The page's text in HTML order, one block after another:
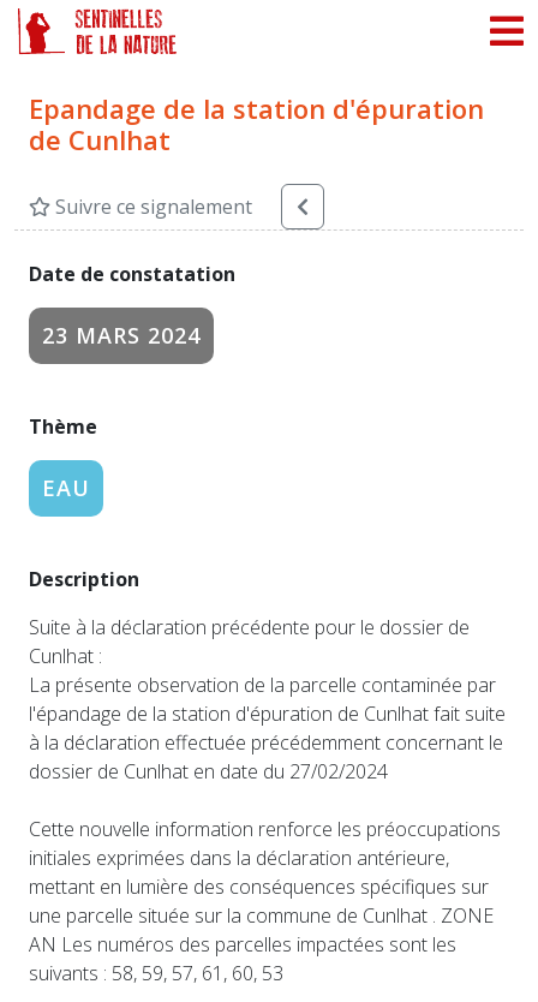
Epandage de la station d'épuration
de Cunlhat
Suivre ce signalement
Date de constatation
23 MARS 2024
Thème
EAU
Description
Suite à la déclaration précédente pour le dossier de
Cunlhat :
La présente observation de la parcelle contaminée par
l'épandage de la station d'épuration de Cunlhat fait suite
à la déclaration effectuée précédemment concernant le
dossier de Cunlhat en date du 27/02/2024
Cette nouvelle information renforce les préoccupations
initiales exprimées dans la déclaration antérieure,
mettant en lumière des conséquences spécifiques sur
une parcelle située sur la commune de Cunlhat . ZONE
AN Les numéros des parcelles impactées sont les
suivants : 58, 59, 57, 61, 60, 53
Panneau de gestion des cookies